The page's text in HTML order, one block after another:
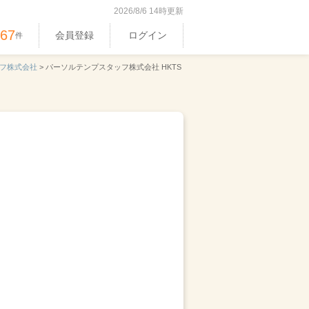
2026/8/6 14時更新
件 会員登録 ログイン
株式会社 > パーソルテンプスタッフ株式会社 HKTS